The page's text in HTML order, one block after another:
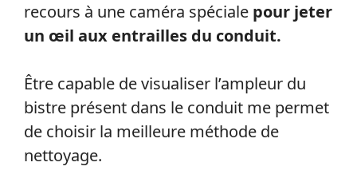
recours à une caméra spéciale pour jeter
un œil aux entrailles du conduit.
Être capable de visualiser l’ampleur du
bistre présent dans le conduit me permet
de choisir la meilleure méthode de
nettoyage.